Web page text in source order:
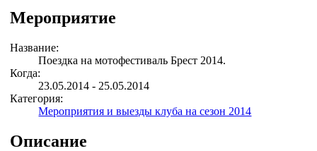
Мероприятие
Название:
Поездка на мотофестиваль Брест 2014.
Когда:
23.05.2014 - 25.05.2014
Категория:
Мероприятия и выезды клуба на сезон 2014
Описание